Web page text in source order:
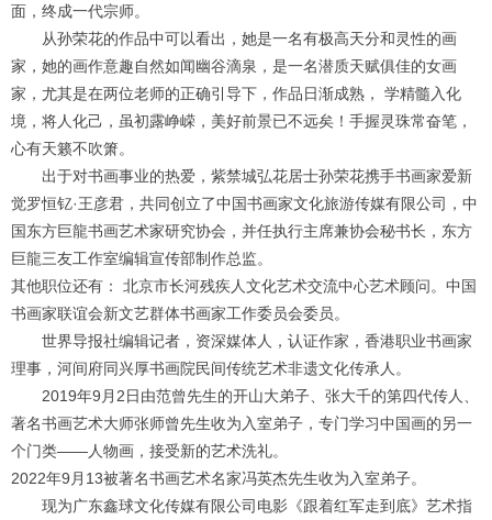
面，终成一代宗师。
从孙荣花的作品中可以看出，她是一名有极高天分和灵性的画
家，她的画作意趣自然如闻幽谷滴泉，是一名潜质天赋俱佳的女画
家，尤其是在两位老师的正确引导下，作品日渐成熟，
学精髓入化
境，将人化己，虽初露峥嵘，美好前景已不远矣！手握灵珠常奋笔，
心有天籁不吹箫。
出于对书画事业的热爱，紫禁城弘花居士孙荣花携手书画家爱新
觉罗恒钇·王彦君，共同创立了中国书画家文化旅游传媒有限公司，中
国东方巨龍书画艺术家研究协会，并任执行主席兼协会秘书长，东方
巨龍三友工作室编辑宣传部制作总监。
其他职位还有：
北京市长河残疾人文化艺术交流中心艺术顾问。中国
书画家联谊会新文艺群体书画家工作委员会委员。
世界导报社编辑记者，资深媒体人，认证作家，香港职业书画家
理事，河间府同兴厚书画院民间传统艺术非遗文化传承人。
2019年9 月 2日由范曾先生的开山大弟子、张大千的第四代传人、
著名书画艺术大师张师曾先生收为入室弟子，专门学习中国画的另一
个门类——人物画，接受新的艺术洗礼。
2022年9 月 13被著名书画艺术名家冯英杰先生收为入室弟子。
现为广东鑫球文化传媒有限公司电影《跟着红军走到底》艺术指